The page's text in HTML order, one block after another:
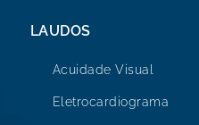
LAUDOS
Acuidade Visual
Eletrocardiograma